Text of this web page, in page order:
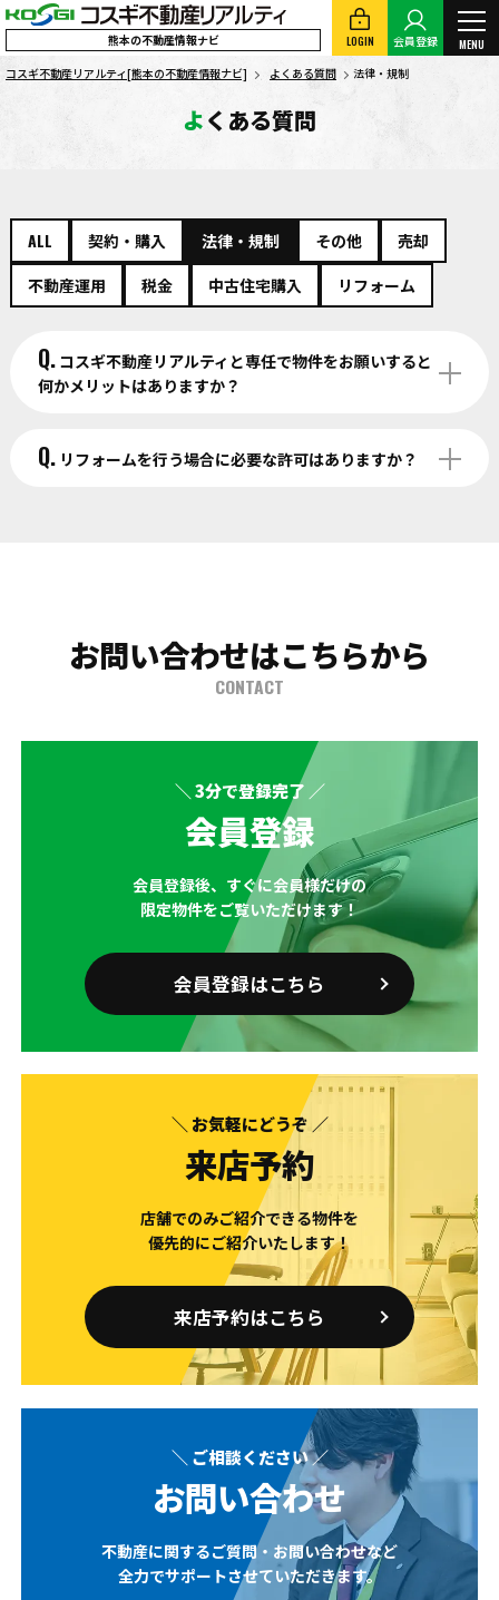
熊本の不動産情報ナビ LOGIN 会員登録
MENU
コスギ不動産リアルティ[熊本の不動産情報ナビ]
よくある質問 法律・規制
よくある質問
ALL 契約・購入 法律・規制 その他
売却
不動産運用
税金 中古住宅購入 リフォーム
Q. コスギ不動産リアルティと専任で物件をお願いすると
何かメリットはありますか？
Q. リフォームを行う場合に必要な許可はありますか？
お問い合わせはこちらから
CONTACT
＼ 3分で登録完了 ／
会員登録
会員登録後、すぐに会員様だけの
限定物件をご覧いただけます！
会員登録はこちら
＼ お気軽にどうぞ ／
来店予約
店舗でのみご紹介できる物件を
優先的にご紹介いたします！
来店予約はこちら
＼ ご相談ください ／
お問い合わせ
不動産に関するご質問・お問い合わせなど
全力でサポートさせていただきます。